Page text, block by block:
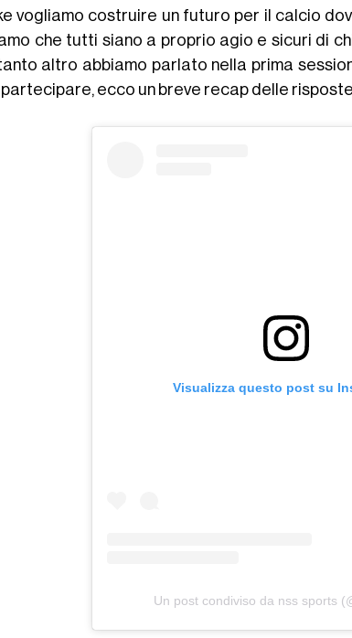
vogliamo costruire un futuro per il calcio
che tutti siano a proprio agio e sicuri di
altro abbiamo parlato nella prima
ecco un breve recap delle
Visualizza questo post su
Un post condiviso da nss sports